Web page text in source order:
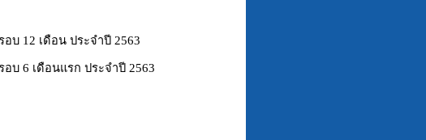
บ 12 เดือน ประจำปี 2563
บ 6 เดือนแรก ประจำปี 2563